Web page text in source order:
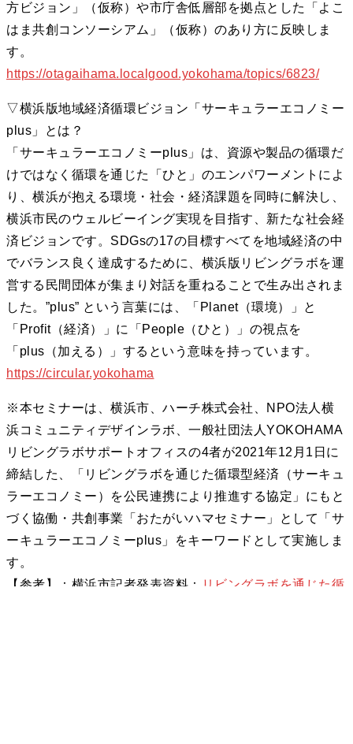
方ビジョン」（仮称）や市庁舎低層部を拠点とした「よこ
はま共創コンソーシアム」（仮称）のあり方に反映しま
す。
https://otagaihama.localgood.yokohama/topics/6823/
▽横浜版地域経済循環ビジョン「サーキュラーエコノミー
plus」とは？
「サーキュラーエコノミーplus」は、資源や製品の循環だ
けではなく循環を通じた「ひと」のエンパワーメントによ
り、横浜が抱える環境・社会・経済課題を同時に解決し、
横浜市民のウェルビーイング実現を目指す、新たな社会経
済ビジョンです。SDGsの17の目標すべてを地域経済の中
でバランス良く達成するために、横浜版リビングラボを運
営する民間団体が集まり対話を重ねることで生み出されま
した。”plus” という言葉には、「Planet（環境）」と
「Profit（経済）」に「People（ひと）」の視点を
「plus（加える）」するという意味を持っています。
https://circular.yokohama
※本セミナーは、横浜市、ハーチ株式会社、NPO法人横
浜コミュニティデザインラボ、一般社団法人YOKOHAMA
リビングラボサポートオフィスの4者が2021年12月1日に
締結した、「リビングラボを通じた循環型経済（サーキュ
ラーエコノミー）を公民連携により推進する協定」にもと
づく協働・共創事業「おたがいハマセミナー」として「サ
ーキュラーエコノミーplus」をキーワードとして実施しま
す。
【参考】：横浜市記者発表資料：
リビングラボを通じた循